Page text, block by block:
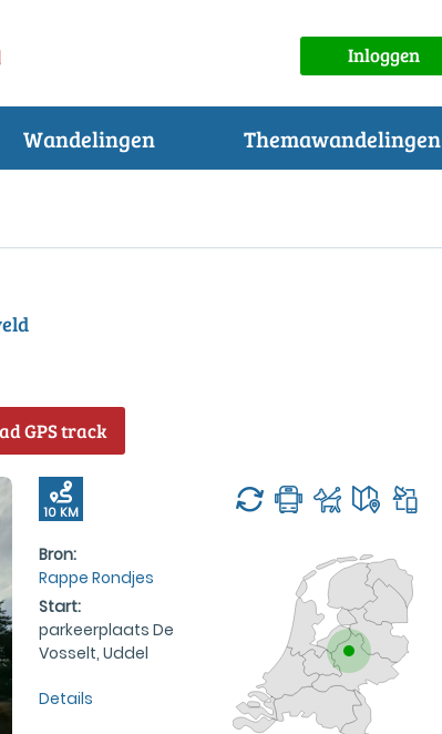
Inloggen
Wandelingen Themawandelingen
GPS track
10 KM
Bron:
Rappe Rondjes
Start:
parkeerplaats De
Vosselt, Uddel
Details